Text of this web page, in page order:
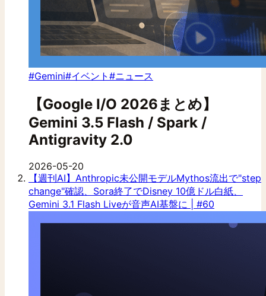
#Gemini#イベント #ニュース
【Google I/O 2026まとめ】
Gemini 3.5 Flash / Spark /
Antigravity 2.0
2026-05-20
【週刊AI】Anthropic未公開モデルMythos流出で"step
change"確認、Sora終了でDisney 10億ドル白紙、
Gemini 3.1 Flash Liveが音声AI基盤に | #60